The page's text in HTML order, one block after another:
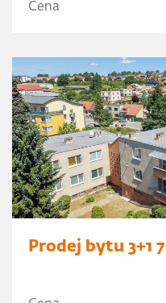
Cena
Prodej bytu 3+1